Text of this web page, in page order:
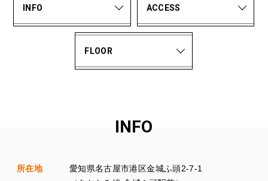
INFO ACCESS
FLOOR
INFO
所在地
愛知県名古屋市港区金城ふ頭2-7-1